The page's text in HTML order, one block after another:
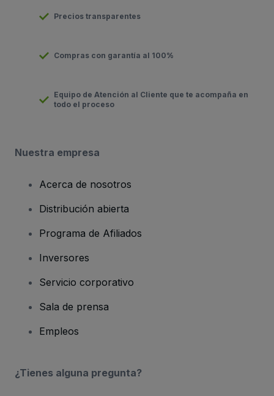
Precios transparentes
Compras con garantía al 100%
Equipo de Atención al Cliente que te acompaña en
todo el proceso
Nuestra empresa
Acerca de nosotros
Distribución abierta
Programa de Afiliados
Inversores
Servicio corporativo
Sala de prensa
Empleos
¿Tienes alguna pregunta?